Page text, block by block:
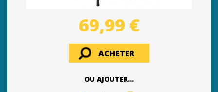
69,99 €
ACHETER
OU AJOUTER...